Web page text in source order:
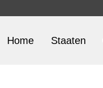
Home Staaten